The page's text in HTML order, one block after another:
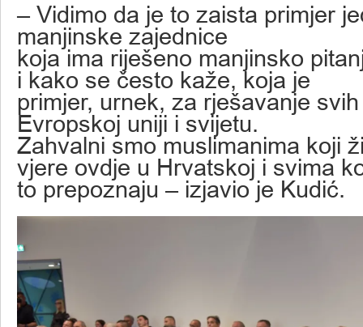
– Vidimo da je to zaista primjer
manjinske zajednice
koja ima riješeno manjinsko
i kako se često kaže, koja je
primjer, urnek, za rješavanje
Evropskoj uniji i svijetu.
Zahvalni smo muslimanima koji
vjere ovdje u Hrvatskoj i svima
to prepoznaju – izjavio je Kudić.